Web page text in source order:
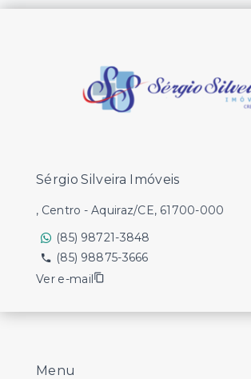
Menu
Sérgio Silveira Imóveis
, Centro - Aquiraz/CE, 61700-000
(85) 98721-3848
(85) 98875-3666
Ver e-mail